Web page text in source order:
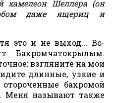
хамелеон Шеллера (он
даже ящериц и
это и не выход... Во-
Бахромчатокрылым.
взгляните на мои
длинные, узкие и
бахромой
Меня называют также